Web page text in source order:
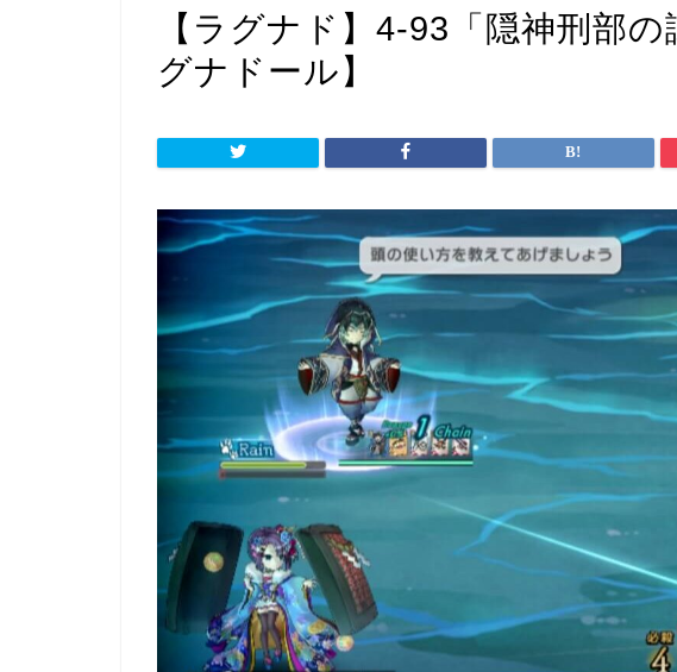
【ラグナド】4-93「隠神刑部
グナドール】